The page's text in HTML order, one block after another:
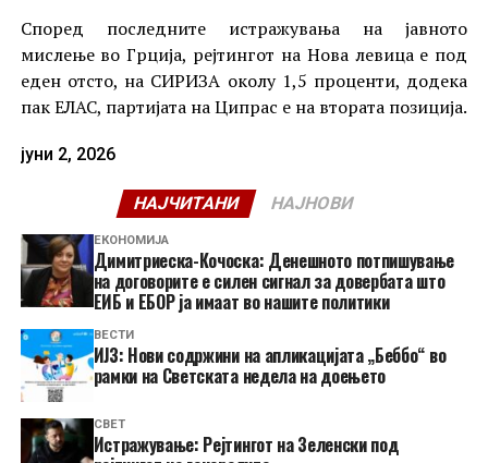
Според последните истражувања на јавното
мислење во Грција, рејтингот на Нова левица е под
еден отсто, на СИРИЗА околу 1,5 проценти, додека
пак ЕЛАС, партијата на Ципрас е на втората позиција.
јуни 2, 2026
НАЈЧИТАНИ НАЈНОВИ
ЕКОНОМИЈА
Димитриеска-Кочоска: Денешното потпишување
на договорите е силен сигнал за довербата што
ЕИБ и ЕБОР ја имаат во нашите политики
ВЕСТИ
ИЈЗ: Нови содржини на апликацијата „Беббо“ во
рамки на Светската недела на доењето
СВЕТ
Истражување: Рејтингот на Зеленски под